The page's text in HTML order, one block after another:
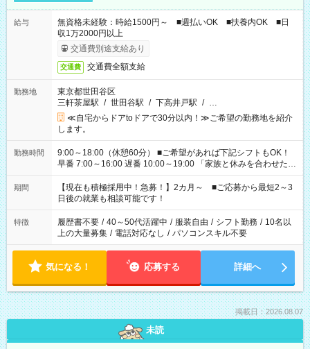
給与
無資格未経験：時給1500円～ ■週払いOK ■扶養内OK ■日
収1万2000円以上
交通費別途支給あり
交通費 交通費全額支給
勤務地
東京都世田谷区
三軒茶屋駅 / 世田谷駅 / 下高井戸駅 / …
≪自宅からドアtoドアで30分以内！≫ご希望の勤務地を紹介
します。
勤務時間
9:00～18:00（休憩60分） ■ご希望があれば下記シフトもOK！
早番 7:00～16:00 遅番 10:00～19:00 「家族と休みを合わせた
い」 「余裕を持って夕飯の準備がしたい」 「できれば残業はし
たくない」 など、ご希望を教えてくださいね。 ※Wワーク希望
の方へ 今ご覧のお仕事で希望する勤務時間と、もう1つのお仕事
の勤務時間。 合計で週40時間を超える場合は応募できません。
期間
【現在も積極採用中！急募！】2カ月～ ■ご応募から最短2～3
日後の就業も相談可能です！
特徴 履歴書不要 / 40～50代活躍中 / 服装自由 / シフト勤務 / 10名以
上の大量募集 / 電話対応なし / パソコンスキル不要
気になる！ 応募する 詳細へ
掲載日：2026.08.07
未読